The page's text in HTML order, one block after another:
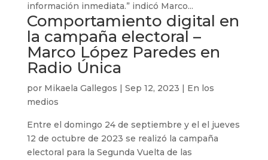
información inmediata.” indicó Marco...
Comportamiento digital en
la campaña electoral –
Marco López Paredes en
Radio Única
por Mikaela Gallegos | Sep 12, 2023 | En los
medios
Entre el domingo 24 de septiembre y el el jueves
12 de octubre de 2023 se realizó la campaña
electoral para la Segunda Vuelta de las